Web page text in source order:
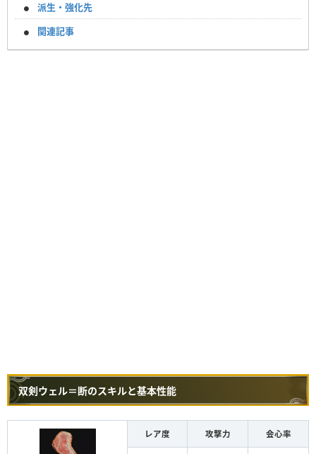
派生・強化先
関連記事
双剣ウェル＝断のスキルと基本性能
レア度 攻撃力 会心率